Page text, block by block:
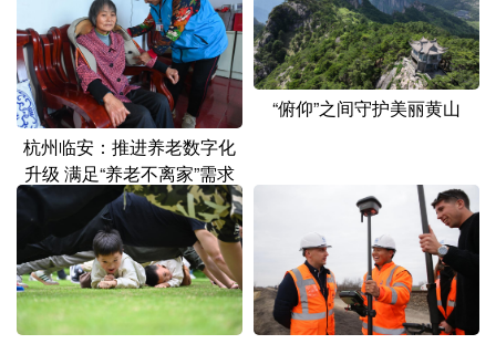
杭州临安：推进养老数字化
升级 满足“养老不离家”需求
“俯仰”之间守护美丽黄山